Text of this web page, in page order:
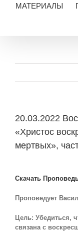
МАТЕРИАЛЫ
20.03.2022
«Христос
мертвых»,
Image
Скачать
Проповедует
Цель: Убедиться,
связана с